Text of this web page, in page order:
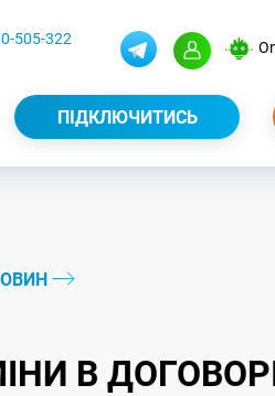
505-322
ПІДКЛЮЧИТИСЬ
В